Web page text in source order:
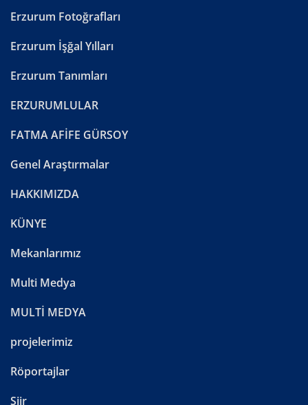
Erzurum Fotoğrafları
Erzurum İşğal Yılları
Erzurum Tanımları
ERZURUMLULAR
FATMA AFİFE GÜRSOY
Genel Araştırmalar
HAKKIMIZDA
KÜNYE
Mekanlarımız
Multi Medya
MULTİ MEDYA
projelerimiz
Röportajlar
Şiir